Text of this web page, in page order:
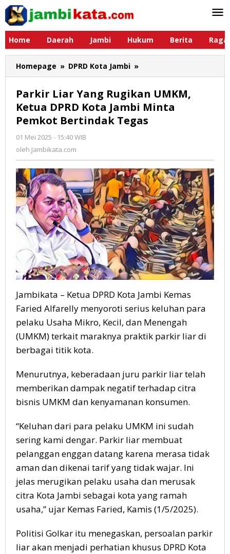
Lewati
konten
Home
Daerah Jambi Hukum Berita
Homepage » DPRD Kota Jambi »
Liar
Rugikan
UMKM,
Ketua
Minta
Pemkot
Bertindak
Tegas
Parkir Liar Yang Rugikan UMKM,
Ketua DPRD Kota Jambi Minta
Pemkot Bertindak Tegas
01 Mei 2025 - 15:40 WIB
oleh Jambikata.com
Jambikata – Ketua DPRD Kota Jambi Kemas
Faried Alfarelly menyoroti serius keluhan para
pelaku Usaha Mikro, Kecil, dan Menengah
(UMKM) terkait maraknya praktik parkir liar di
berbagai titik kota.
Menurutnya, keberadaan juru parkir liar telah
memberikan dampak negatif terhadap citra
bisnis UMKM dan kenyamanan konsumen.
“Keluhan dari para pelaku UMKM ini sudah
sering kami dengar. Parkir liar membuat
pelanggan enggan datang karena merasa tidak
aman dan dikenai tarif yang tidak wajar. Ini
jelas merugikan pelaku usaha dan merusak
citra Kota Jambi sebagai kota yang ramah
usaha,” ujar Kemas Faried, Kamis (1/5/2025).
Politisi Golkar itu menegaskan, persoalan parkir
liar akan menjadi perhatian khusus DPRD Kota